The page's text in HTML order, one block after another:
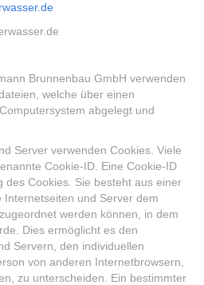
Brunnenbau GmbH verwenden
welche über einen
abgelegt und
Server verwenden Cookies. Viele
Cookie-ID. Eine Cookie-ID
des Cookies. Sie besteht aus einer
und Server dem
werden können, in dem
Dies ermöglicht es den
Servern, den individuellen
von anderen Internetbrowsern,
zu unterscheiden. Ein bestimmter